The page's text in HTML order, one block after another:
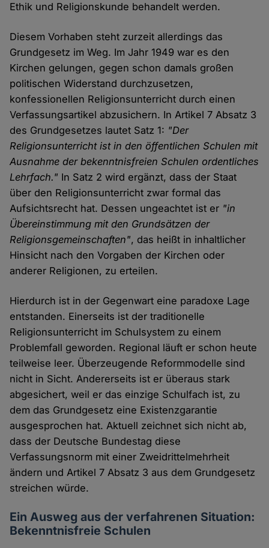
Ethik und Religionskunde behandelt werden.
Diesem Vorhaben steht zurzeit allerdings das
Grundgesetz im Weg. Im Jahr 1949 war es den
Kirchen gelungen, gegen schon damals großen
politischen Widerstand durchzusetzen,
konfessionellen Religionsunterricht durch einen
Verfassungsartikel abzusichern. In Artikel 7 Absatz 3
des Grundgesetzes lautet Satz 1: "Der
Religionsunterricht ist in den öffentlichen Schulen mit
Ausnahme der bekenntnisfreien Schulen ordentliches
Lehrfach." In Satz 2 wird ergänzt, dass der Staat
über den Religionsunterricht zwar formal das
Aufsichtsrecht hat. Dessen ungeachtet ist er "in
Übereinstimmung mit den Grundsätzen der
Religionsgemeinschaften", das heißt in inhaltlicher
Hinsicht nach den Vorgaben der Kirchen oder
anderer Religionen, zu erteilen.
Hierdurch ist in der Gegenwart eine paradoxe Lage
entstanden. Einerseits ist der traditionelle
Religionsunterricht im Schulsystem zu einem
Problemfall geworden. Regional läuft er schon heute
teilweise leer. Überzeugende Reformmodelle sind
nicht in Sicht. Andererseits ist er überaus stark
abgesichert, weil er das einzige Schulfach ist, zu
dem das Grundgesetz eine Existenzgarantie
ausgesprochen hat. Aktuell zeichnet sich nicht ab,
dass der Deutsche Bundestag diese
Verfassungsnorm mit einer Zweidrittelmehrheit
ändern und Artikel 7 Absatz 3 aus dem Grundgesetz
streichen würde.
Ein Ausweg aus der verfahrenen Situation:
Bekenntnisfreie Schulen